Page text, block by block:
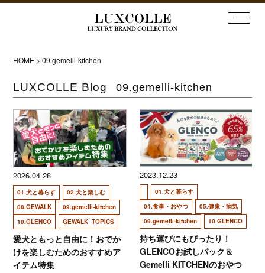
HOME >09.gemelli-kitchen
LUXCOLLE Blog 09.gemelli-kitchen
2026.04.28
01.犬と暮らす
02.犬と楽しむ
08.GEWALK
09.gemelli-kitchen
10.GLENCO
GEWALK_TOPICS
愛犬ともっと自由に！おでか
けを楽しむためのおすすめア
イテム特集
2023.12.23
01.犬と暮らす
04.食事・おやつ
05.健康・病気
09.gemelli-kitchen
10.GLENCO
持ち運びにもぴったり！
GLENCOお試しパック＆
Gemelli KITCHENのおやつ